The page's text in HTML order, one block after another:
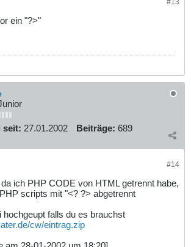
ein "?>"
seit: 27.01.2002 Beiträge: 689
#14
ich PHP CODE von HTML getrennt habe,
scripts mit "<? ?> abgetrennt
hochgeupt falls du es brauchst
cw/eintrag.zip